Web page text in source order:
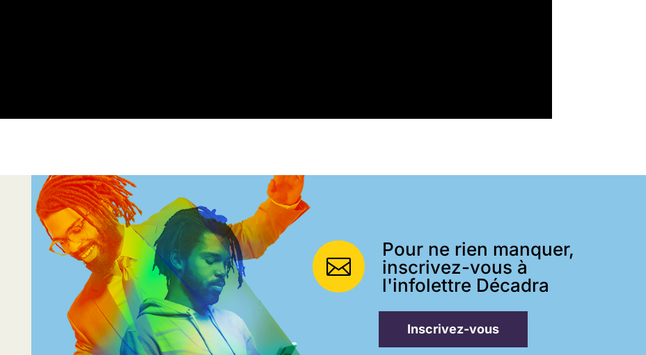

Pour ne rien manquer,
inscrivez-vous à
l'infolettre Décadra
Inscrivez-vous